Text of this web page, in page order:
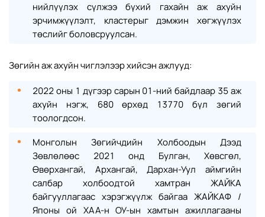
нийлүүлэх сүлжээ бүхий гахайн аж ахуйн
эрчимжүүлэлт, кластерыг дэмжин хөгжүүлэх
төслийг боловсруулсан.
Зөгийн аж ахуйн чиглэлээр хийсэн ажлууд:
2022 оны 1 дүгээр сарын 01-ний байдлаар 35 аж
ахуйн нэгж, 680 өрхөд 13770 бүл зөгий
тоологдсон.
Монголын Зөгийчдийн Холбоодын Дээд
Зөвлөлөөс 2021 онд Булган, Хөвсгөл,
Өвөрхангай, Архангай, Дархан-Уул аймгийн
салбар холбоодтой хамтран ЖАЙКА
байгууллагаас хэрэгжүүлж байгаа ЖАЙКАФ /
Японы ой ХАА-н ОУ-ын хамтын ажиллагааны